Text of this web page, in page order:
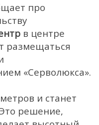
про
в центре
размещаться
«Серволюкса».
и станет
решение,